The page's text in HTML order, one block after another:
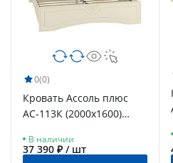
0(0)
Кровать Ассоль плюс
АС-113К (2000х1600)
В наличии
37 390 ₽ / шт